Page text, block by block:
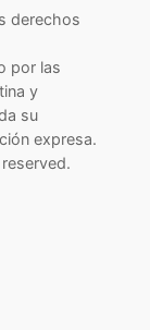
derechos
por las
y
su
expresa.